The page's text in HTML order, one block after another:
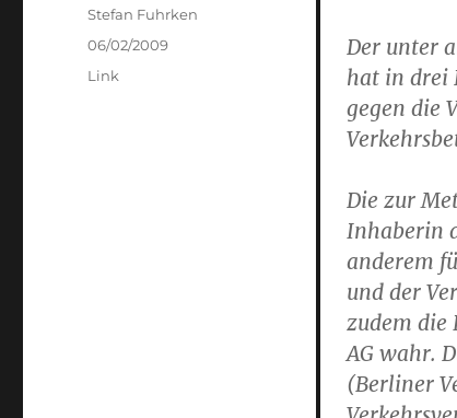
Der unter
hat in drei
gegen die
Die zur
Inhaberin
anderem
und der
zudem die
AG wahr.
(Berliner
Author
Stefan Fuhrken
Posted
on
06/02/2009
Categories
Link